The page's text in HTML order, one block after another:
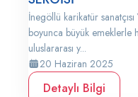
İnegöllü karikatür
boyunca büyük emeklerle
uluslararası y...
20 Haziran 2025
Detaylı Bilgi